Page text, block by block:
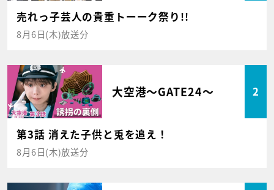
売れっ子芸人の貴重トーーク祭り!!
8月6日(木)放送分
大空港～GATE24～ 2
第3話 消えた子供と兎を追え！
8月6日(木)放送分